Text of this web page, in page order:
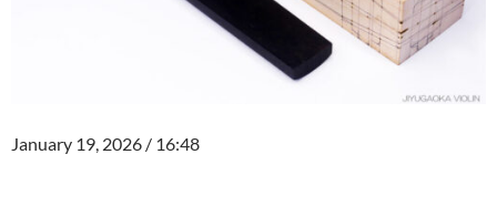
January 19, 2026 / 16:48